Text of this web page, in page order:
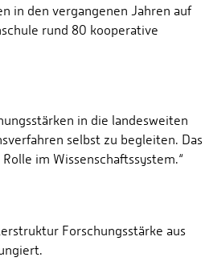
in den vergangenen Jahren auf
rund 80 kooperative
in die landesweiten
selbst zu begleiten. Das
im Wissenschaftssystem.“
Forschungsstärke aus